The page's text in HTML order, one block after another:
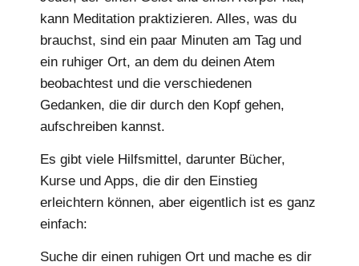
kann Meditation praktizieren. Alles, was du
brauchst, sind ein paar Minuten am Tag und
ein ruhiger Ort, an dem du deinen Atem
beobachtest und die verschiedenen
Gedanken, die dir durch den Kopf gehen,
aufschreiben kannst.
Es gibt viele Hilfsmittel, darunter Bücher,
Kurse und Apps, die dir den Einstieg
erleichtern können, aber eigentlich ist es ganz
einfach:
Suche dir einen ruhigen Ort und mache es dir